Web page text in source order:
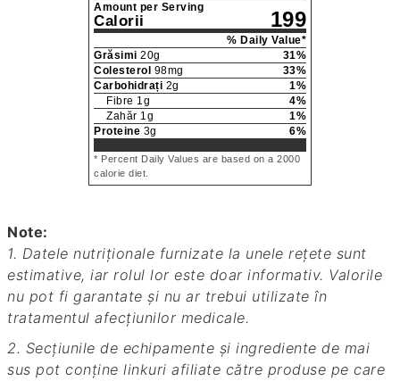
Amount per Serving
Calorii 199
% Daily Value*
Grăsimi 20g 31%
Colesterol 98mg 33%
Carbohidrați 2g 1%
Fibre 1g 4%
Zahăr 1g 1%
Proteine 3g 6%
* Percent Daily Values are based on a 2000
calorie diet.
Note:
1. Datele nutriționale furnizate la unele rețete sunt
estimative, iar rolul lor este doar informativ. Valorile
nu pot fi garantate și nu ar trebui utilizate în
tratamentul afecțiunilor medicale.
2. Secțiunile de echipamente și ingrediente de mai
sus pot conține linkuri afiliate către produse pe care